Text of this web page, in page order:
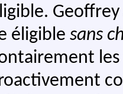
éligible sans
les